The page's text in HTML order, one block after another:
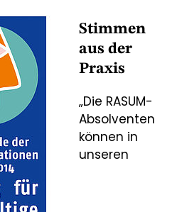
Stimmen
aus der
Praxis
„Die RASUM-
Absolventen
können in
unseren